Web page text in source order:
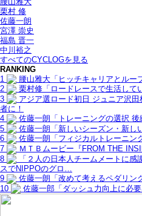
栗村 修
佐藤一朗
宮澤 崇史
福島 晋一
中川裕之
すべてのCYCLOGを見る
RANKING
1
腰山雅大「ヒッチキャリアとルー
2
栗村修「ロードレースで生活して
3
アジア選ロード初日 ジュニア沢
者に！
4
佐藤一朗「トレーニングの選択 後
5
佐藤一朗「新しいシーズン・新し
6
佐藤一朗「フィジカルトレーニン
7
ＭＴＢムービー『FROM THE
8
「２人の日本人チームメートに
スでNIPPOのグロ…
9
佐藤一朗「改めて考えるペダリン
10
佐藤一郎「ダッシュ力向上に必